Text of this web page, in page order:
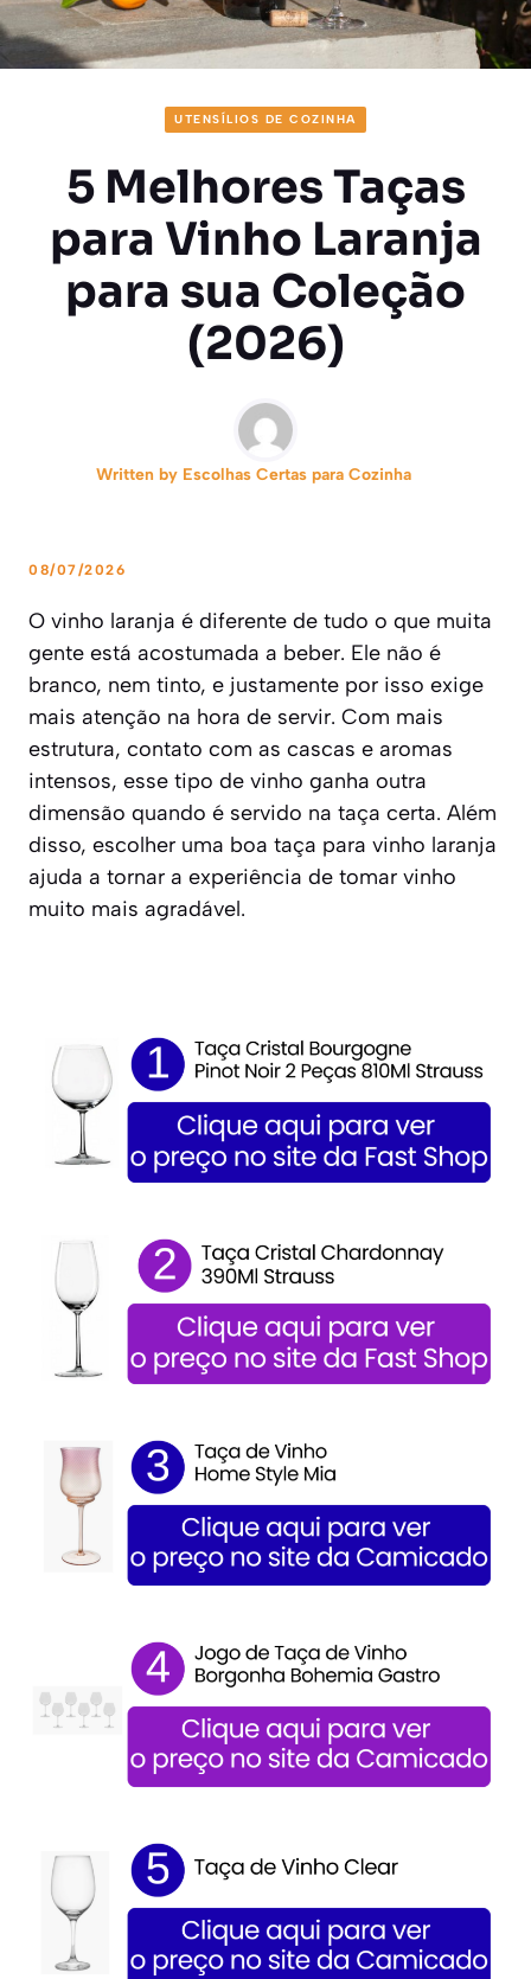
UTENSÍLIOS DE COZINHA
5 Melhores Taças
para Vinho Laranja
para sua Coleção
(2026)
Written by Escolhas Certas para Cozinha
08/07/2026
O vinho laranja é diferente de tudo o que muita
gente está acostumada a beber. Ele não é
branco, nem tinto, e justamente por isso exige
mais atenção na hora de servir. Com mais
estrutura, contato com as cascas e aromas
intensos, esse tipo de vinho ganha outra
dimensão quando é servido na taça certa. Além
disso, escolher uma boa taça para vinho laranja
ajuda a tornar a experiência de tomar vinho
muito mais agradável.